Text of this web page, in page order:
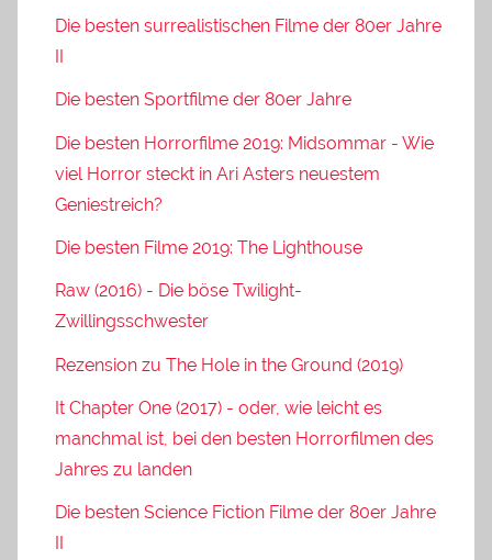
Die besten surrealistischen Filme der 80er Jahre
II
Die besten Sportfilme der 80er Jahre
Die besten Horrorfilme 2019: Midsommar - Wie
viel Horror steckt in Ari Asters neuestem
Geniestreich?
Die besten Filme 2019: The Lighthouse
Raw (2016) - Die böse Twilight-
Zwillingsschwester
Rezension zu The Hole in the Ground (2019)
It Chapter One (2017) - oder, wie leicht es
manchmal ist, bei den besten Horrorfilmen des
Jahres zu landen
Die besten Science Fiction Filme der 80er Jahre